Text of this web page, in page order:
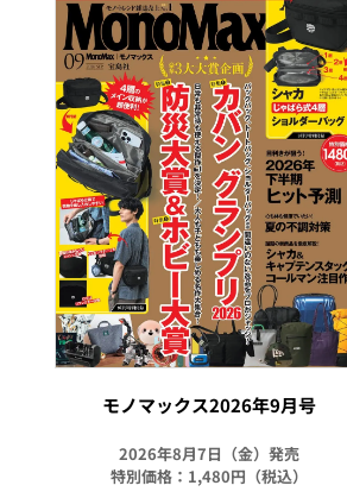
モノマックス2026年9月号
2026年8月7日（金）発売
特別価格：1,480円（税込）